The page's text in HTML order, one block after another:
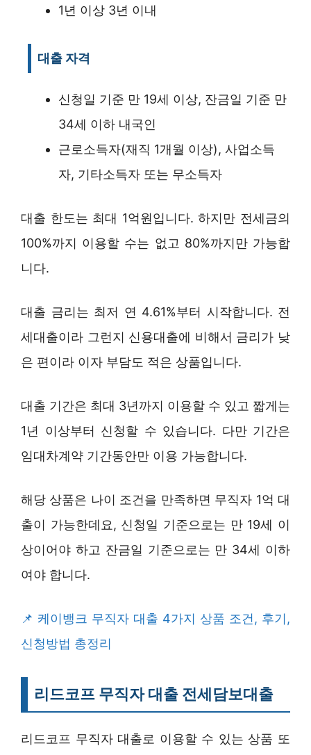
1년 이상 3년 이내
대출 자격
신청일 기준 만 19세 이상, 잔금일 기준 만
34세 이하 내국인
근로소득자(재직 1개월 이상), 사업소득
자, 기타소득자 또는 무소득자
대출 한도는 최대 1억원입니다. 하지만 전세금의
100%까지 이용할 수는 없고 80%까지만 가능합
니다.
대출 금리는 최저 연 4.61%부터 시작합니다. 전
세대출이라 그런지 신용대출에 비해서 금리가 낮
은 편이라 이자 부담도 적은 상품입니다.
대출 기간은 최대 3년까지 이용할 수 있고 짧게는
1년 이상부터 신청할 수 있습니다. 다만 기간은
임대차계약 기간동안만 이용 가능합니다.
해당 상품은 나이 조건을 만족하면 무직자 1억 대
출이 가능한데요, 신청일 기준으로는 만 19세 이
상이어야 하고 잔금일 기준으로는 만 34세 이하
여야 합니다.
케이뱅크 무직자 대출 4가지 상품 조건, 후기,
신청방법 총정리
리드코프 무직자 대출 전세담보대출
리드코프 무직자 대출로 이용할 수 있는 상품 또